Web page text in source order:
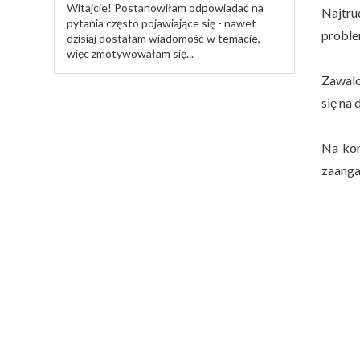
się na
Na
Witajcie! Postanowiłam odpowiadać na
pytania często pojawiające się - nawet
dzisiaj dostałam wiadomość w temacie,
więc zmotywowałam się...